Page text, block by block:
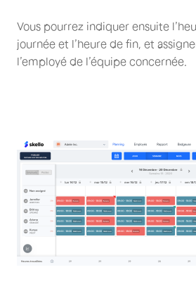
Vous pourrez indiquer ensuite
journée et l’heure de fin, et
l’employé de l’équipe concernée.